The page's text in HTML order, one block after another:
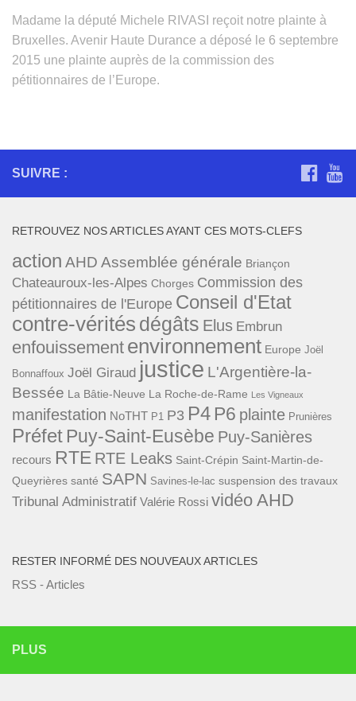
Madame la député Michele RIVASI reçoit notre plainte à
Bruxelles. Avenir Haute Durance a déposé le 6 septembre
2015 une plainte auprès de la commission des
pétitionnaires de l’Europe.
SUIVRE :
RETROUVEZ NOS ARTICLES AYANT CES MOTS-CLEFS
action AHD Assemblée générale Briançon
Chateauroux-les-Alpes Chorges Commission des
pétitionnaires de l'Europe Conseil d'Etat
contre-vérités dégâts Elus Embrun
enfouissement environnement Europe Joël
Bonnaffoux Joël Giraud justice L'Argentière-la-
Bessée La Bâtie-Neuve La Roche-de-Rame Les Vigneaux
manifestation NoTHT P1 P3 P4 P6 plainte Prunières
Préfet Puy-Saint-Eusèbe Puy-Sanières
recours RTE RTE Leaks Saint-Crépin Saint-Martin-de-
Queyrières santé SAPN Savines-le-lac suspension des travaux
Tribunal Administratif Valérie Rossi vidéo AHD
RESTER INFORMÉ DES NOUVEAUX ARTICLES
RSS - Articles
PLUS